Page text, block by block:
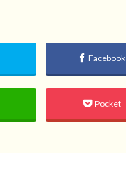
Facebook
Pocket